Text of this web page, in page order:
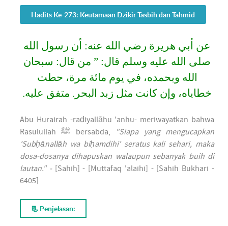
Hadits Ke-273: Keutamaan Dzikir Tasbih dan Tahmid
ﻋﻦ ﺃﺑﻲ ﻫﺮﻳﺮﺓ ﺭﺿﻲ اﻟﻠﻪ ﻋﻨﻪ: ﺃﻥ ﺭﺳﻮﻝ اﻟﻠﻪ
ﺻﻠﻰ اﻟﻠﻪ ﻋﻠﻴﻪ ﻭﺳﻠﻢ ﻗﺎﻝ: ” ﻣﻦ ﻗﺎﻝ: ﺳﺒﺤﺎﻥ
اﻟﻠﻪ ﻭﺑﺤﻤﺪﻩ، ﻓﻲ ﻳﻮﻡ ﻣﺎﺋﺔ ﻣﺮﺓ، ﺣﻄﺖ
ﺧﻄﺎﻳﺎﻩ، ﻭﺇﻥ ﻛﺎﻧﺖ ﻣﺜﻞ ﺯﺑﺪ اﻟﺒﺤﺮ. متفق عليه.
Abu Hurairah -raḍiyallāhu 'anhu- meriwayatkan bahwa
Rasulullah ﷺ bersabda,
"Siapa yang mengucapkan
'Subḥānallāh wa biḥamdihi' seratus kali sehari, maka
dosa-dosanya dihapuskan walaupun sebanyak buih di
lautan." - [Sahih] - [Muttafaq 'alaihi] - [Sahih Bukhari -
6405]
📃 Penjelasan: